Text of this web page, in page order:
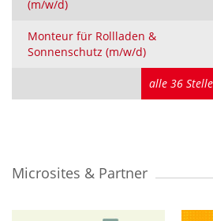
(m/w/d)
Monteur für Rollladen &
Sonnenschutz (m/w/d)
alle 36
Microsites & Partner